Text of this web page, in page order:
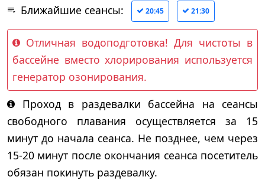
Ближайшие сеансы: 20:45 21:30
Отличная водоподготовка! Для чистоты в
бассейне вместо хлорирования используется
генератор озонирования.
Проход в раздевалки бассейна на сеансы
свободного плавания осуществляется за 15
минут до начала сеанса. Не позднее, чем через
15-20 минут после окончания сеанса посетитель
обязан покинуть раздевалку.